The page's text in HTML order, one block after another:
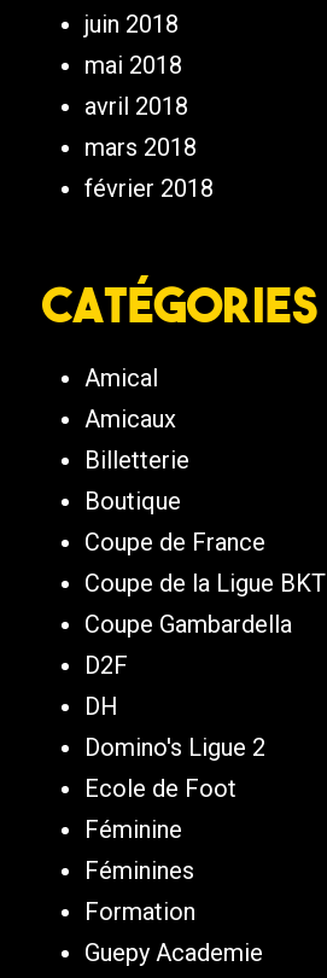
juin 2018
mai 2018
avril 2018
mars 2018
février 2018
Catégories
Amical
Amicaux
Billetterie
Boutique
Coupe de France
Coupe de la Ligue BKT
Coupe Gambardella
D2F
DH
Domino's Ligue 2
Ecole de Foot
Féminine
Féminines
Formation
Guepy Academie